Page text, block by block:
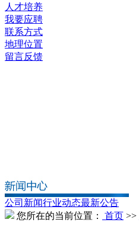
人才培养
我要应聘
联系方式
地理位置
留言反馈
公司新闻行业动态最新公告
您所在的当前位置：
首页 >>